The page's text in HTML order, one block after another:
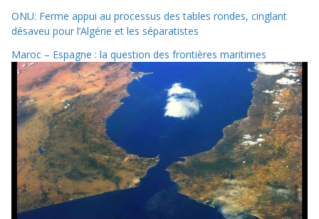
ONU: Ferme appui au processus des tables rondes, cinglant
désaveu pour l’Algérie et les séparatistes
Maroc – Espagne : la question des frontières maritimes